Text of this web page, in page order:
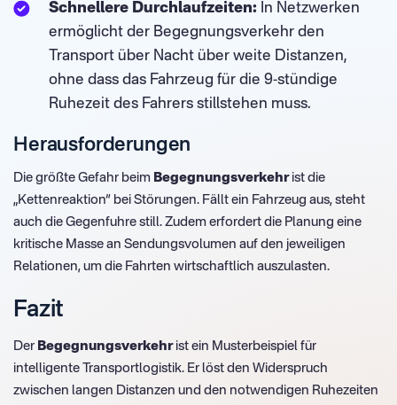
Schnellere Durchlaufzeiten: In Netzwerken
ermöglicht der Begegnungsverkehr den
Transport über Nacht über weite Distanzen,
ohne dass das Fahrzeug für die 9-stündige
Ruhezeit des Fahrers stillstehen muss.
Herausforderungen
Die größte Gefahr beim Begegnungsverkehrist die
„Kettenreaktion“ bei Störungen. Fällt ein Fahrzeug aus, steht
auch die Gegenfuhre still. Zudem erfordert die Planung eine
kritische Masse an Sendungsvolumen auf den jeweiligen
Relationen, um die Fahrten wirtschaftlich auszulasten.
Fazit
Der Begegnungsverkehrist ein Musterbeispiel für
intelligente Transportlogistik. Er löst den Widerspruch
zwischen langen Distanzen und den notwendigen Ruhezeiten